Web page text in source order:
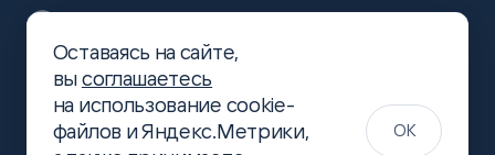
(499)
444-16-51
info@slsoft.ru
Хабр
Оставаясь на сайте,
высоглашаетесь
на использование cookie-
файлов и Яндекс.Метрики,
OK